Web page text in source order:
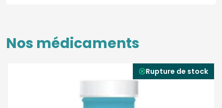
Nos médicaments
Rupture de stock